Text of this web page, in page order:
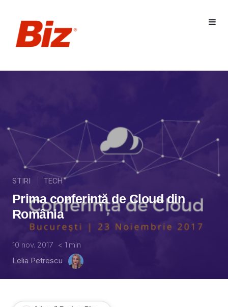
STIRI TECH
Prima conferință de Cloud din
România
10 nov. 2017 < 1 min
Lelia Petrescu